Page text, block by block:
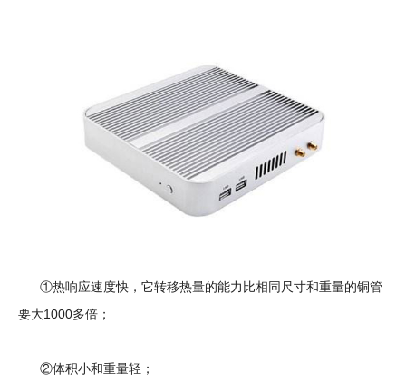
①热响应速度快，它转移热量的能力比相同尺寸和重量的铜管
要大1000多倍；
②体积小和重量轻；